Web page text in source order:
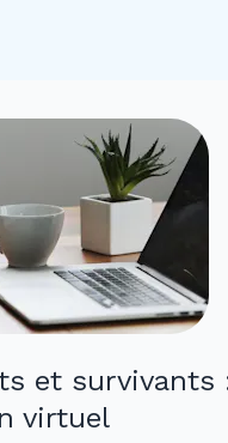
et survivants
virtuel